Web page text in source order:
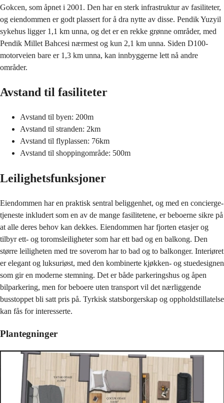
Gokcen, som åpnet i 2001. Den har en sterk infrastruktur av fasiliteter,
og eiendommen er godt plassert for å dra nytte av disse. Pendik Yuzyil
sykehus ligger 1,1 km unna, og det er en rekke grønne områder, med
Pendik Millet Bahcesi nærmest og kun 2,1 km unna. Siden D100-
motorveien bare er 1,3 km unna, kan innbyggerne lett nå andre
områder.
Avstand til fasiliteter
Avstand til byen: 200m
Avstand til stranden: 2km
Avstand til flyplassen: 76km
Avstand til shoppingområde: 500m
Leilighetsfunksjoner
Eiendommen har en praktisk sentral beliggenhet, og med en concierge-
tjeneste inkludert som en av de mange fasilitetene, er beboerne sikre på
at alle deres behov kan dekkes. Eiendommen har fjorten etasjer og
tilbyr ett- og toromsleiligheter som har ett bad og en balkong. Den
større leiligheten med tre soverom har to bad og to balkonger. Interiøret
er elegant og luksuriøst, med den kombinerte kjøkken- og stuedesignen
som gir en moderne stemning. Det er både parkeringshus og åpen
bilparkering, men for beboere uten transport vil det nærliggende
busstoppet bli satt pris på. Tyrkisk statsborgerskap og oppholdstillatelse
kan fås for interesserte.
Plantegninger